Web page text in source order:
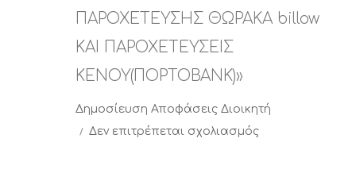
ΠΑΡΟΧΕΤΕΥΣΗΣ ΘΩΡΑΚΑ billow
ΚΑΙ ΠΑΡΟΧΕΤΕΥΣΕΙΣ
ΚΕΝΟΥ(ΠΟΡΤΟΒΑΝΚ)»
Δημοσίευση Αποφάσεις Διοικητή
Δεν επιτρέπεται σχολιασμόςστο